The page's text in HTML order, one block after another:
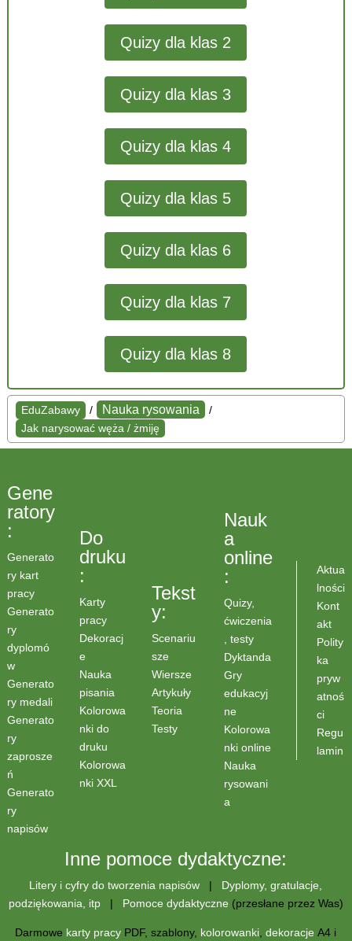
Quizy dla klas 2
Quizy dla klas 3
Quizy dla klas 4
Quizy dla klas 5
Quizy dla klas 6
Quizy dla klas 7
Quizy dla klas 8
EduZabawy / Nauka rysowania
/
Jak narysować węża / żmiję
Gene
ratory
:
Generato
ry kart
pracy
Generato
ry
dyplomó
w
Generato
ry medali
Generato
ry
zaprosze
ń
Generato
ry
napisów
Do
druku
:
Karty
pracy
Dekoracj
e
Nauka
pisania
Kolorowa
nki do
druku
Kolorowa
nki XXL
Tekst
y:
Scenariu
sze
Wiersze
Artykuły
Teoria
Testy
Nauk
a
online
:
Quizy,
ćwiczenia
, testy
Dyktanda
Gry
edukacyj
ne
Kolorowa
nki online
Nauka
rysowani
a
Aktua
lności
Kont
akt
Polity
ka
pryw
atnoś
ci
Regu
lamin
Inne pomoce dydaktyczne:
Litery i cyfry do tworzenia napisów | Dyplomy, gratulacje,
podziękowania, itp| Pomoce dydaktyczne (przesłane przez Was)
Darmowe karty pracy PDF, szablony, kolorowanki ,dekoracje A4 i